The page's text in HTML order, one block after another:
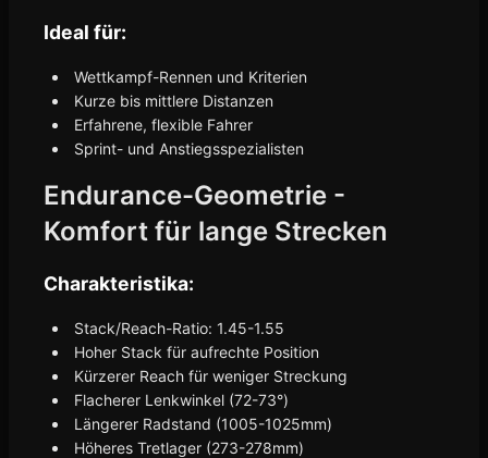
Ideal für:
Wettkampf-Rennen und Kriterien
Kurze bis mittlere Distanzen
Erfahrene, flexible Fahrer
Sprint- und Anstiegsspezialisten
Endurance-Geometrie -
Komfort für lange Strecken
Charakteristika:
Stack/Reach-Ratio: 1.45-1.55
Hoher Stack für aufrechte Position
Kürzerer Reach für weniger Streckung
Flacherer Lenkwinkel (72-73°)
Längerer Radstand (1005-1025mm)
Höheres Tretlager (273-278mm)